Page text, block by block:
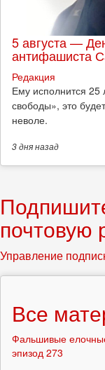
5 августа —
антифашиста
Редакция
Ему исполнится
свободы», это
неволе.
3 дняназад
почтовую
Управление
Все
Фальшивые
эпизод 273